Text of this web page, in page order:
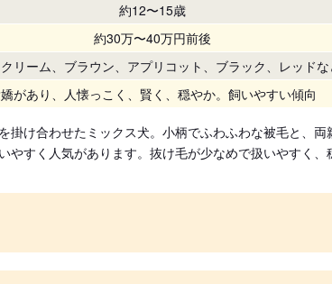
約12〜15歳
約30万〜40万円前後
リーム、ブラウン、アプリコット、ブラック、レッド
があり、人懐っこく、賢く、穏やか。飼いやすい傾向
掛け合わせたミックス犬。小柄でふわふわな被毛と、両
やすく人気があります。抜け毛が少なめで扱いやすく、